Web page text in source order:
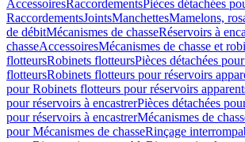
AccessoiresRaccordementsPièces détachées
RaccordementsJointsManchettesMamelons,
de débitMécanismes de chasseRéservoirs à
chasseAccessoiresMécanismes de chasse et
flotteursRobinets flotteursPièces détachées
flotteursRobinets flotteurs pour réservoirs
pour Robinets flotteurs pour réservoirs
pour réservoirs à encastrerPièces détachées
pour réservoirs à encastrerMécanismes de
pour Mécanismes de chasseRinçage